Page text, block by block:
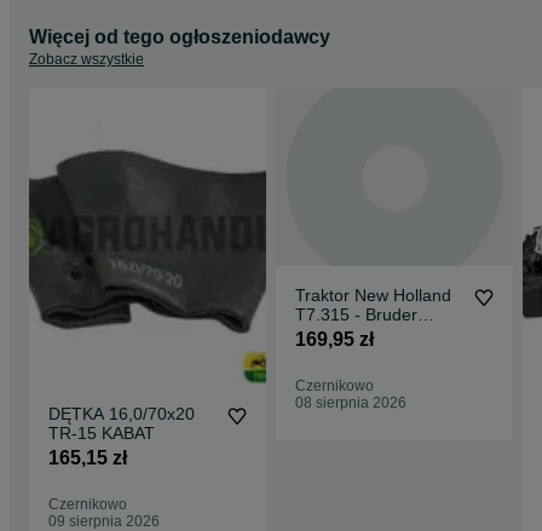
Więcej od tego ogłoszeniodawcy
Zobacz wszystkie
DĘTKA 16,0/70x20
TR-15 KABAT
165,15 zł
Czernikowo
09 sierpnia 2026
Traktor New Holland
T7.315 - Bruder
Ciągnik
169,95 zł
Czernikowo
08 sierpnia 2026